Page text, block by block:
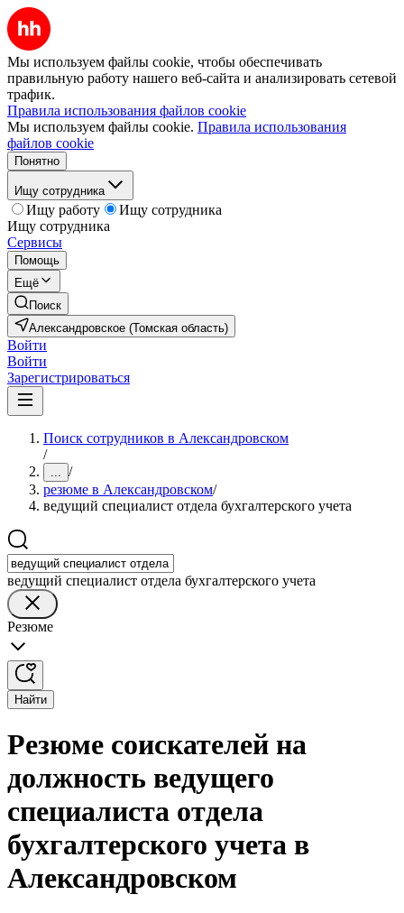
Мы используем файлы cookie, чтобы обеспечивать
правильную работу нашего веб-сайта и анализировать сетевой
трафик.
Правила использования файлов cookie
Мы используем файлы cookie. Правила использования
файлов cookie
Понятно
Ищу сотрудника
Ищу работу
Ищу сотрудника
Ищу сотрудника
Сервисы
Помощь
Ещё
Поиск
Александровское (Томская область)
Войти
Войти
Зарегистрироваться
Поиск сотрудников в Александровском
/
... /
резюме в Александровском/
ведущий специалист отдела бухгалтерского учета
ведущий специалист отдела бухгалтерского учета
Резюме
Найти
Резюме соискателей на
должность ведущего
специалиста отдела
бухгалтерского учета в
Александровском